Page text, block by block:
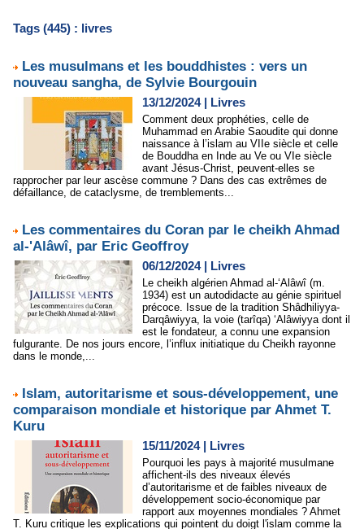
Tags (445) : livres
Les musulmans et les bouddhistes : vers un
nouveau sangha, de Sylvie Bourgouin
13/12/2024| Livres
Comment deux prophéties, celle de
Muhammad en Arabie Saoudite qui donne
naissance à l’islam au VIIe siècle et celle
de Bouddha en Inde au Ve ou VIe siècle
avant Jésus-Christ, peuvent-elles se
rapprocher par leur ascèse commune ? Dans des cas extrêmes de
défaillance, de cataclysme, de tremblements...
Les commentaires du Coran par le cheikh Ahmad
al-'Alâwî, par Eric Geoffroy
06/12/2024| Livres
Le cheikh algérien Ahmad al-‘Alâwî (m.
1934) est un autodidacte au génie spirituel
précoce. Issue de la tradition Shâdhiliyya-
Darqâwiyya, la voie (tarîqa) ‘Alâwiyya dont il
est le fondateur, a connu une expansion
fulgurante. De nos jours encore, l’influx initiatique du Cheikh rayonne
dans le monde,...
Islam, autoritarisme et sous-développement, une
comparaison mondiale et historique par Ahmet T.
Kuru
15/11/2024| Livres
Pourquoi les pays à majorité musulmane
affichent-ils des niveaux élevés
d’autoritarisme et de faibles niveaux de
développement socio-économique par
rapport aux moyennes mondiales ? Ahmet
T. Kuru critique les explications qui pointent du doigt l'islam comme la